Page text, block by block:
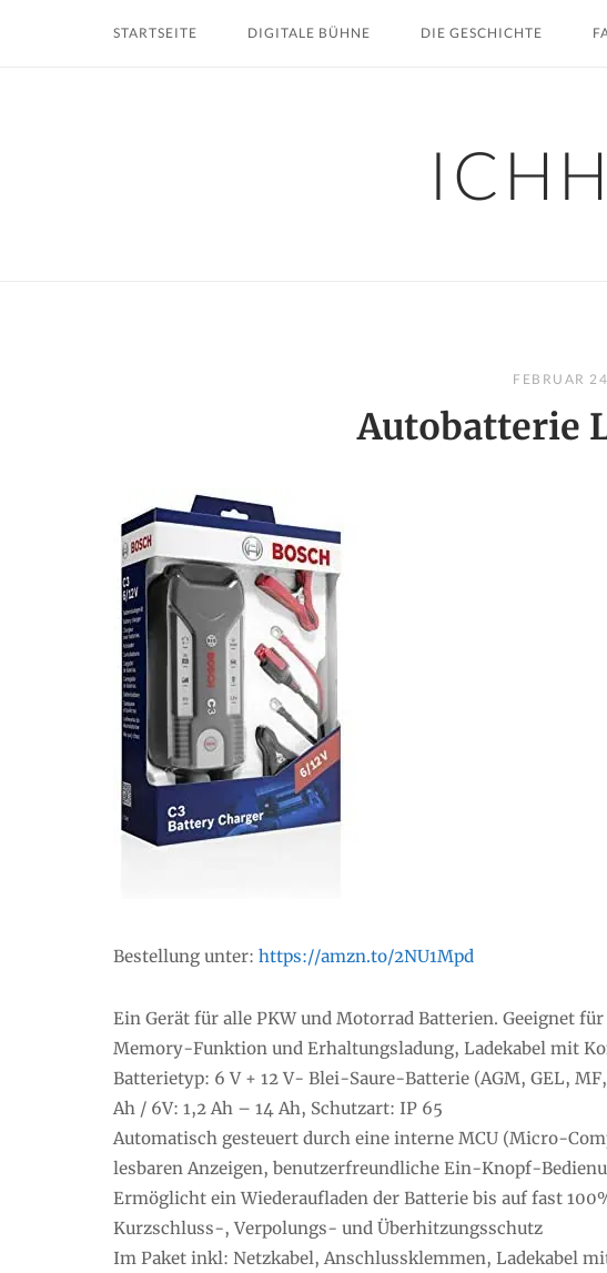
STARTSEITE DIGITALE BÜHNE DIE GESCHICHTE
FEBRUAR
Autobatterie
Bestellung unter: https://amzn.to/2NU1Mpd
Ein Gerät für alle PKW und Motorrad Batterien. Geeignet
Memory-Funktion und Erhaltungsladung, Ladekabel mit
Batterietyp: 6 V + 12 V- Blei-Saure-Batterie (AGM, GEL,
Ah / 6V: 1,2 Ah – 14 Ah, Schutzart: IP 65
Automatisch gesteuert durch eine interne MCU (Micro-
lesbaren Anzeigen, benutzerfreundliche Ein-Knopf-
Ermöglicht ein Wiederaufladen der Batterie bis auf fast
Kurzschluss-, Verpolungs- und Überhitzungsschutz
Im Paket inkl: Netzkabel, Anschlussklemmen, Ladekabel